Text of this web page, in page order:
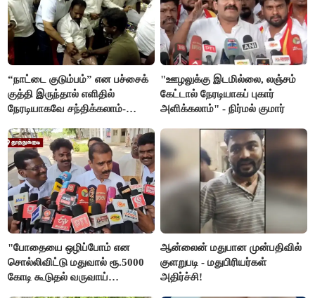
“நாட்டை குடும்பம்” என பச்சைக்
குத்தி இருந்தால் எளிதில்
நேரடியாகவே சந்திக்கலாம்-
"ஊழலுக்கு இடமில்லை, லஞ்சம்
கேட்டால் நேரடியாகப் புகார்
அளிக்கலாம்" - நிர்மல் குமார்
"போதையை ஒழிப்போம் என
சொல்லிவிட்டு மதுவால் ரூ.5000
கோடி கூடுதல் வருவாய்
ஆன்லைன் மதுபான முன்பதிவில்
குளறுபடி - மதுபிரியர்கள்
அதிர்ச்சி!